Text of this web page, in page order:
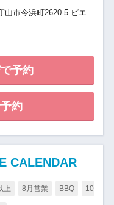
山市今浜町2620-5 ピエ
予約
約
CALENDAR
上 8月営業 BBQ 10